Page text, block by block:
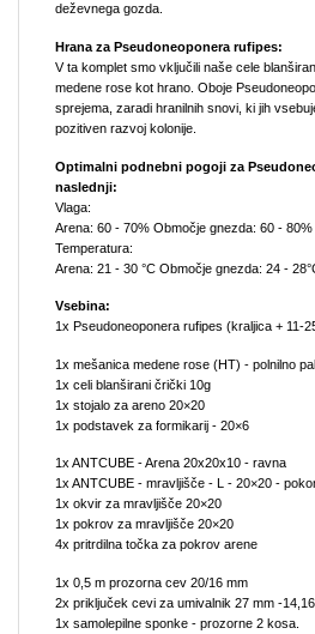
deževnega gozda.
Hrana za Pseudoneoponera rufipes:
V ta komplet smo vključili naše cele
medene rose kot hrano. Oboje
sprejema, zaradi hranilnih snovi, ki jih
pozitiven razvoj kolonije.
Optimalni podnebni pogoji za
naslednji:
Vlaga:
Arena: 60 - 70% Območje gnezda: 60 - 80%
Temperatura:
Arena: 21 - 30 °C Območje gnezda: 24 -
Vsebina:
1x Pseudoneoponera rufipes (kraljica + 11-
1x mešanica medene rose (HT) - polnilno
1x celi blanširani črički 10g
1x stojalo za areno 20×20
1x podstavek za formikarij - 20×6
1x ANTCUBE - Arena 20x20x10 - ravna
1x ANTCUBE - mravljišče - L - 20×20 -
1x okvir za mravljišče 20×20
1x pokrov za mravljišče 20×20
4x pritrdilna točka za pokrov arene
1x 0,5 m prozorna cev 20/16 mm
2x priključek cevi za umivalnik 27 mm -
1x samolepilne sponke - prozorne 2 kosa.